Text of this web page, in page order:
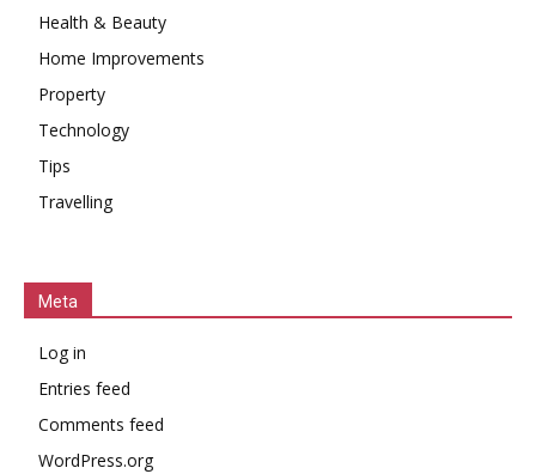
Health & Beauty
Home Improvements
Property
Technology
Tips
Travelling
Meta
Log in
Entries feed
Comments feed
WordPress.org